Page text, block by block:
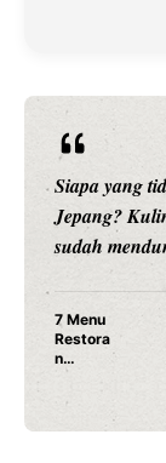
Siapa yang
Jepang?
sudah
7 Menu
Restora
n
Jepang
Dicoba,